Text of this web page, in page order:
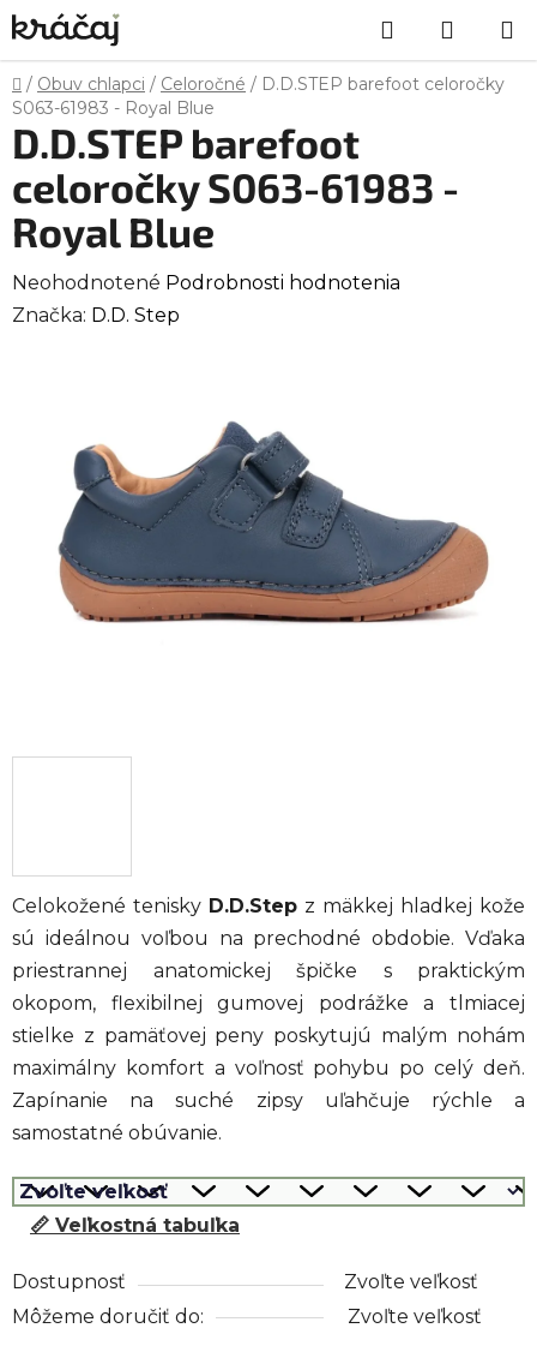
Prejsť
na
obsah
Hľadať
KOŠÍK
Domov
/ Obuv chlapci / Celoročné / D.D.STEP barefoot celoročky
S063-61983 - Royal Blue
Celokožené tenisky D.D.Step z mäkkej hladkej kože
sú ideálnou voľbou na prechodné obdobie. Vďaka
priestrannej anatomickej špičke s praktickým
okopom, flexibilnej gumovej podrážke a tlmiacej
stielke z pamäťovej peny poskytujú malým nohám
maximálny komfort a voľnosť pohybu po celý deň.
Zapínanie na suché zipsy uľahčuje rýchle a
samostatné obúvanie.
📏 Veľkostná tabuľka
Dostupnosť
Zvoľte veľkosť
Môžeme doručiť do:
Zvoľte veľkosť
D.D.STEP barefoot
celoročky S063-61983 -
Royal Blue
Priemerné
hodnotenie
hviezdičiek.
Neohodnotené Podrobnosti hodnotenia
Značka: D.D. Step